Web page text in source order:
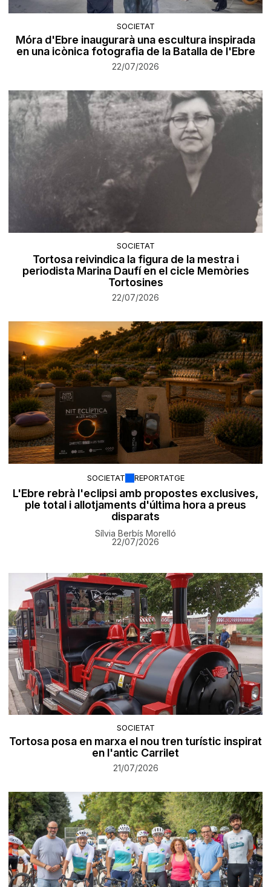
SOCIETAT
Móra d'Ebre inaugurarà una escultura inspirada
en una icònica fotografia de la Batalla de l'Ebre
22/07/2026
SOCIETAT
Tortosa reivindica la figura de la mestra i
periodista Marina Daufí en el cicle Memòries
Tortosines
22/07/2026
SOCIETAT REPORTATGE
L'Ebre rebrà l'eclipsi amb propostes exclusives,
ple total i allotjaments d'última hora a preus
disparats
Sílvia Berbís Morelló
22/07/2026
SOCIETAT
Tortosa posa en marxa el nou tren turístic inspirat
en l'antic Carrilet
21/07/2026